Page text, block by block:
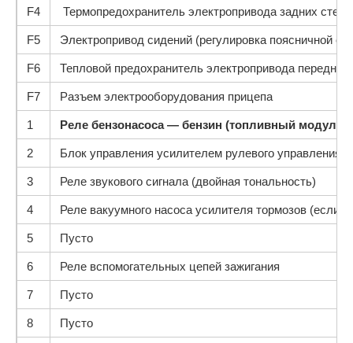
F4 Термопредохранитель электропривода задних
F5 Электропривод сидений (регулировка поясничной
F6 Тепловой предохранитель электропривода
F7 Разъем электрооборудования прицепа
1 Реле бензонасоса — бензин (топливный модуль,
2 Блок управления усилителем рулевого управления
3 Реле звукового сигнала (двойная тональность)
4 Реле вакуумного насоса усилителя тормозов (если
5 Пусто
6 Реле вспомогательных цепей зажигания
7 Пусто
8 Пусто